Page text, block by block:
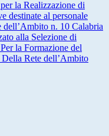
la Realizzazione di
destinate al personale
dell’Ambito n. 10 Calabria
alla Selezione di
la Formazione del
Della Rete dell’Ambito